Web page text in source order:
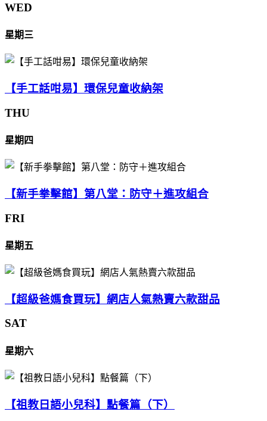
WED
星期三
【手工話咁易】環保兒童收納架
THU
星期四
【新手拳擊館】第八堂：防守＋進攻組合
FRI
星期五
【超級爸媽食買玩】網店人氣熱賣六款甜品
SAT
星期六
【祖教日語小兒科】點餐篇（下）